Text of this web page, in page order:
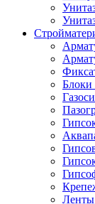
Блоки
Ленты